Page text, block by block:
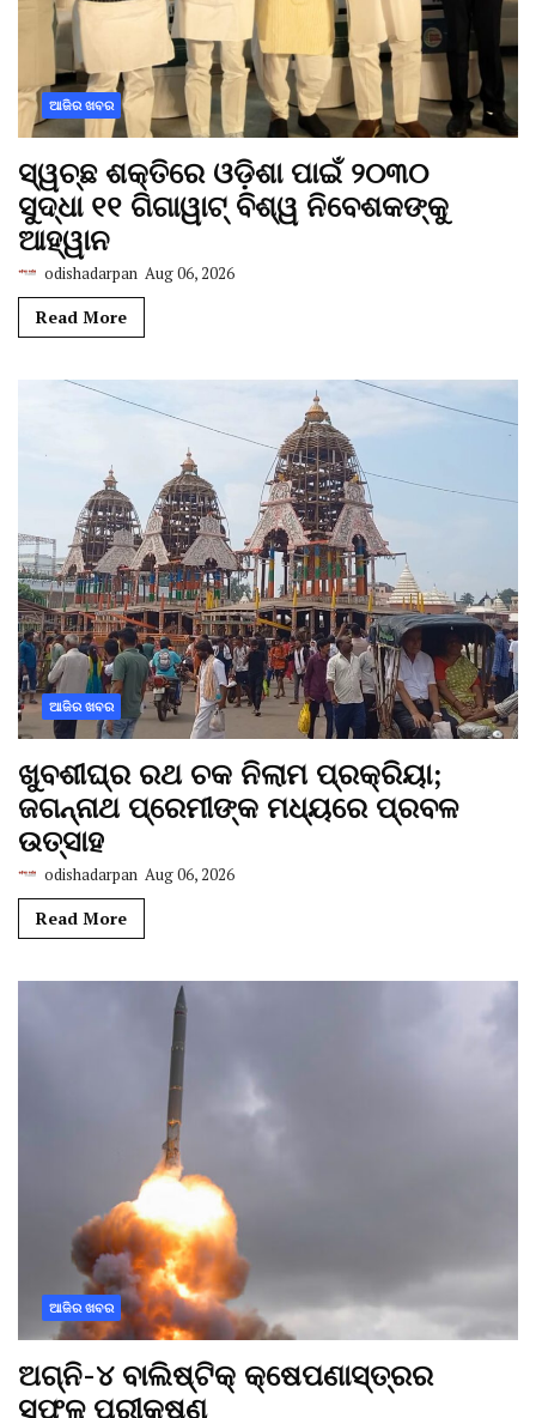
ଆଜିର ଖବର
ସ୍ୱଚ୍ଛ ଶକ୍ତିରେ ଓଡ଼ିଶା ପାଇଁ ୨୦୩୦
ସୁଦ୍ଧା ୧୧ ଗିଗାୱାଟ୍ ବିଶ୍ୱ ନିବେଶକଙ୍କୁ
ଆହ୍ୱାନ
odishadarpan Aug 06, 2026
Read More
ଆଜିର ଖବର
ଖୁବଶୀଘ୍ର ରଥ ଚକ ନିଲାମ ପ୍ରକ୍ରିୟା;
ଜଗନ୍ନାଥ ପ୍ରେମୀଙ୍କ ମଧ୍ୟରେ ପ୍ରବଳ
ଉତ୍ସାହ
odishadarpan Aug 06, 2026
Read More
ଆଜିର ଖବର
ଅଗ୍ନି-୪ ବାଲିଷ୍ଟିକ୍ କ୍ଷେପଣାସ୍ତ୍ରର
ସଫଳ ପରୀକ୍ଷଣ